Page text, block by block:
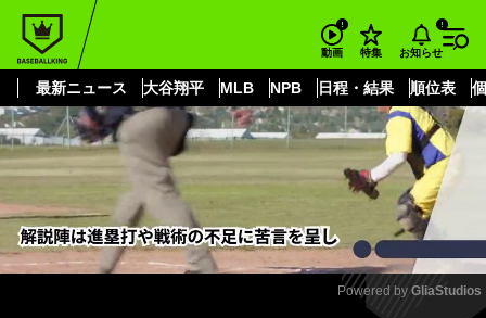
動画 特集 お知らせ
最新ニュース 大谷翔平 MLB NPB 日程・結果 順位表
もっと見る
Powered by GliaStudios